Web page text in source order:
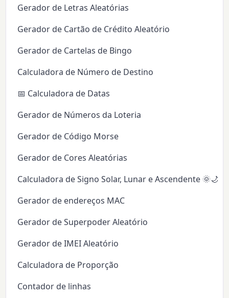
Gerador de Letras Aleatórias
Gerador de Cartão de Crédito Aleatório
Gerador de Cartelas de Bingo
Calculadora de Número de Destino
📅 Calculadora de Datas
Gerador de Números da Loteria
Gerador de Código Morse
Gerador de Cores Aleatórias
Calculadora de Signo Solar, Lunar e Ascendente 🌞🌙✨
Gerador de endereços MAC
Gerador de Superpoder Aleatório
Gerador de IMEI Aleatório
Calculadora de Proporção
Contador de linhas